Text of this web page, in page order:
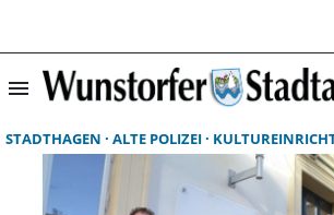
menu
STADTHAGEN ALTE POLIZEI